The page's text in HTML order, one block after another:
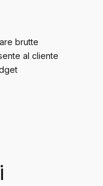
brutte
al cliente